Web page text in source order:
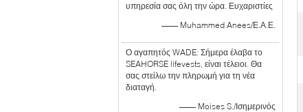
υπηρεσία σας όλη την ώρα. Ευχαριστίες
—— Muhammed Anees/Ε.Α.Ε.
Ο αγαπητός WADE: Σήμερα έλαβα το
SEAHORSE lifevests, είναι τέλειοι. Θα
σας στείλω την πληρωμή για τη νέα
διαταγή.
—— Moises S./Ισημερινός